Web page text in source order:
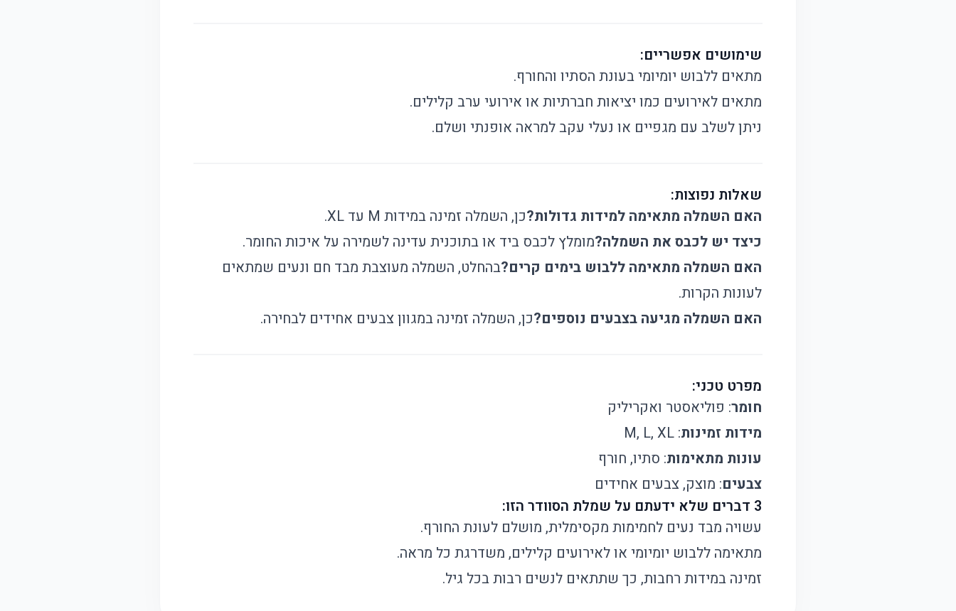
שימושים אפשריים:
מתאים ללבוש יומיומי בעונת הסתיו והחורף.
מתאים לאירועים כמו יציאות חברתיות או אירועי ערב קלילים.
ניתן לשלב עם מגפיים או נעלי עקב למראה אופנתי ושלם.
שאלות נפוצות:
האם השמלה מתאימה למידות גדולות?כן, השמלה זמינה במידות M עד XL.
כיצד יש לכבס את השמלה?מומלץ לכבס ביד או בתוכנית עדינה לשמירה על איכות החומר.
האם השמלה מתאימה ללבוש בימים קרים?בהחלט, השמלה מעוצבת מבד חם ונעים שמתאים
לעונות הקרות.
האם השמלה מגיעה בצבעים נוספים?כן, השמלה זמינה במגוון צבעים אחידים לבחירה.
מפרט טכני:
חומר: פוליאסטר ואקריליק
מידות זמינות: M, L, XL
עונות מתאימות: סתיו, חורף
צבעים: מוצק, צבעים אחידים
3 דברים שלא ידעתם על שמלת הסוודר הזו:
עשויה מבד נעים לחמימות מקסימלית, מושלם לעונת החורף.
מתאימה ללבוש יומיומי או לאירועים קלילים, משדרגת כל מראה.
זמינה במידות רחבות, כך שתתאים לנשים רבות בכל גיל.